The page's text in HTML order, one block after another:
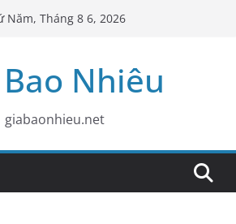
Năm, Tháng 8 6, 2026
Nhiêu
giabaonhieu.net